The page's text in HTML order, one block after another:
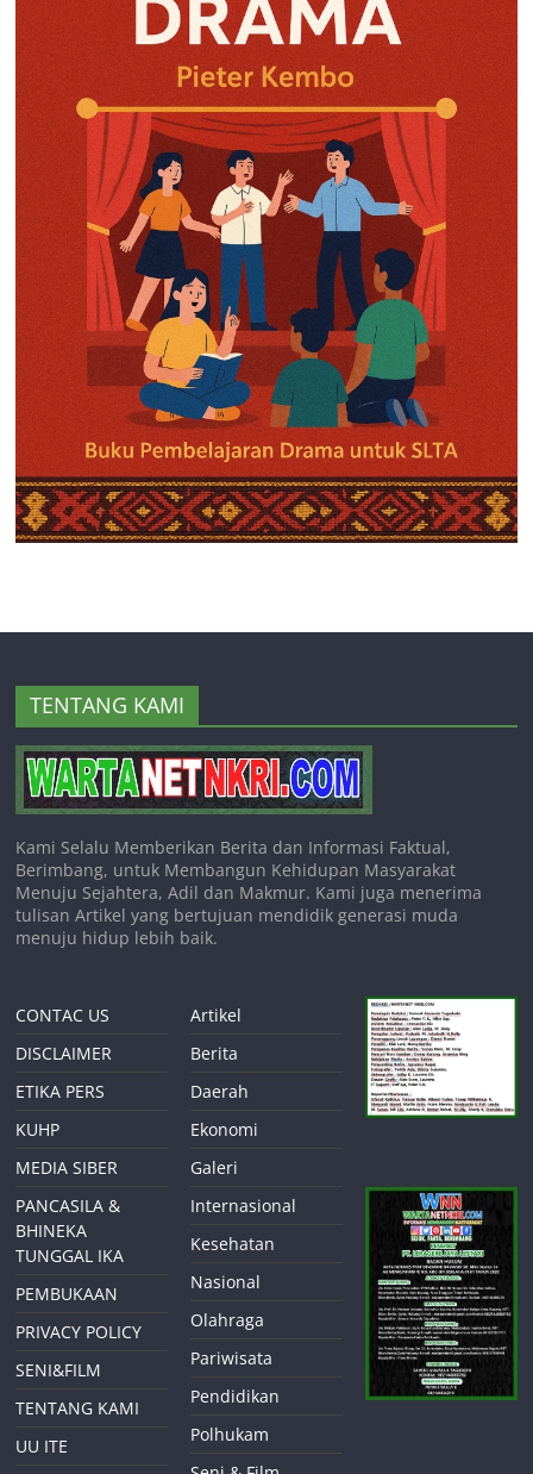
TENTANG KAMI
Kami Selalu Memberikan Berita dan Informasi Faktual,
Berimbang, untuk Membangun Kehidupan Masyarakat
Menuju Sejahtera, Adil dan Makmur. Kami juga menerima
tulisan Artikel yang bertujuan mendidik generasi muda
menuju hidup lebih baik.
CONTAC US
DISCLAIMER
ETIKA PERS
KUHP
MEDIA SIBER
PANCASILA &
BHINEKA
TUNGGAL IKA
PEMBUKAAN
PRIVACY POLICY
SENI&FILM
TENTANG KAMI
UU ITE
Artikel
Berita
Daerah
Ekonomi
Galeri
Internasional
Kesehatan
Nasional
Olahraga
Pariwisata
Pendidikan
Polhukam